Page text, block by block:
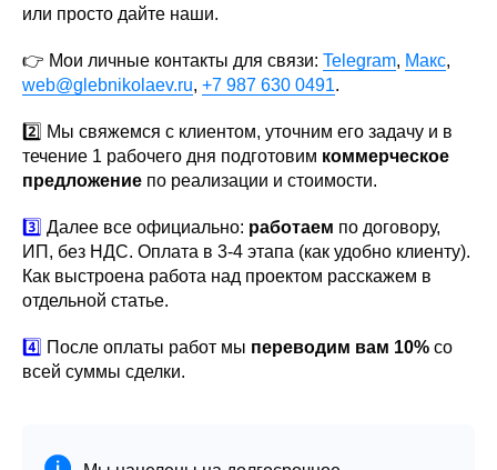
или просто дайте наши.
👉 Мои личные контакты для связи: Telegram, Макс,
web@glebnikolaev.ru, +7 987 630 0491.
2️⃣ Мы свяжемся с клиентом, уточним его задачу и в
течение 1 рабочего дня подготовим коммерческое
предложение по реализации и стоимости.
3️⃣ Далее все официально: работаем по договору,
ИП, без НДС. Оплата в 3-4 этапа (как удобно клиенту).
Как выстроена работа над проектом расскажем в
отдельной статье.
4️⃣ После оплаты работ мы переводим вам 10% со
всей суммы сделки.